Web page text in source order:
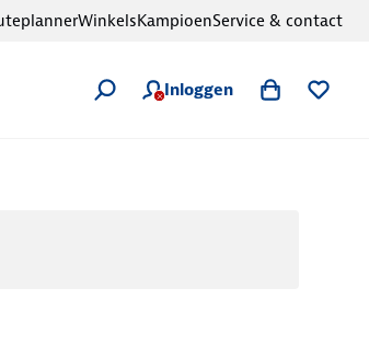
Inloggen
WinkelsKampioenService & contact